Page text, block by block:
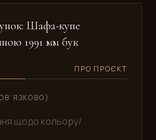
Шафа-купе
1991 мм бук
ПРО ПРОЄКТ